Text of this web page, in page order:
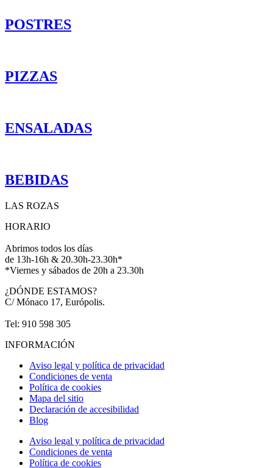
POSTRES
PIZZAS
ENSALADAS
BEBIDAS
LAS ROZAS
HORARIO
Abrimos todos los días
de 13h-16h & 20.30h-23.30h*
*Viernes y sábados de 20h a 23.30h
¿DÓNDE ESTAMOS?
C/ Mónaco 17, Európolis.
Tel: 910 598 305
INFORMACIÓN
Aviso legal y política de privacidad
Condiciones de venta
Política de cookies
Mapa del sitio
Declaración de accesibilidad
Blog
Aviso legal y política de privacidad
Condiciones de venta
Política de cookies